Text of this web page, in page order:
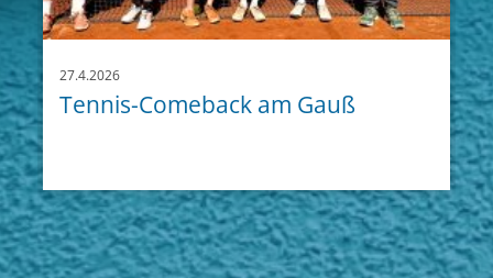
27.4.2026
Tennis-Comeback am Gauß